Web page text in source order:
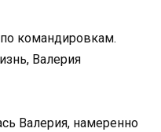
командировкам.
Валерия
Валерия, намеренно